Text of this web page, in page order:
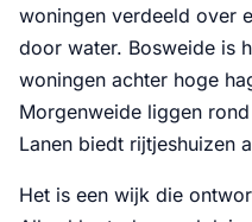
woningen verdeeld over
door water. Bosweide is
woningen achter hoge
Morgenweide liggen
Lanen biedt rijtjeshuizen
Het is een wijk die